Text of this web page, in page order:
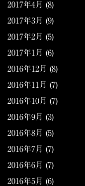
2017年4月 (8)
2017年3月 (9)
2017年2月 (5)
2017年1月 (6)
2016年12月 (8)
2016年11月 (7)
2016年10月 (7)
2016年9月 (3)
2016年8月 (5)
2016年7月 (7)
2016年6月 (7)
2016年5月 (6)